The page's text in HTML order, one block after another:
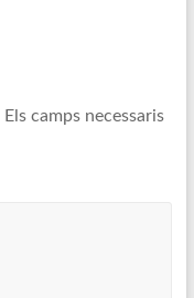
Els camps necessaris